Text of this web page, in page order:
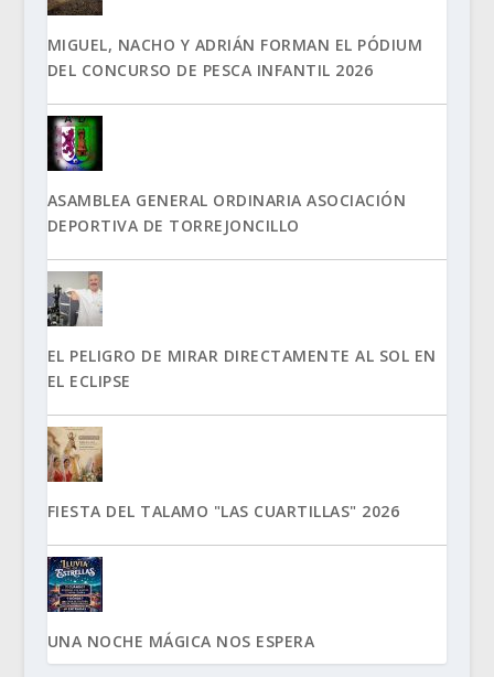
MIGUEL, NACHO Y ADRIÁN FORMAN EL PÓDIUM
DEL CONCURSO DE PESCA INFANTIL 2026
ASAMBLEA GENERAL ORDINARIA ASOCIACIÓN
DEPORTIVA DE TORREJONCILLO
EL PELIGRO DE MIRAR DIRECTAMENTE AL SOL EN
EL ECLIPSE
FIESTA DEL TALAMO "LAS CUARTILLAS" 2026
UNA NOCHE MÁGICA NOS ESPERA